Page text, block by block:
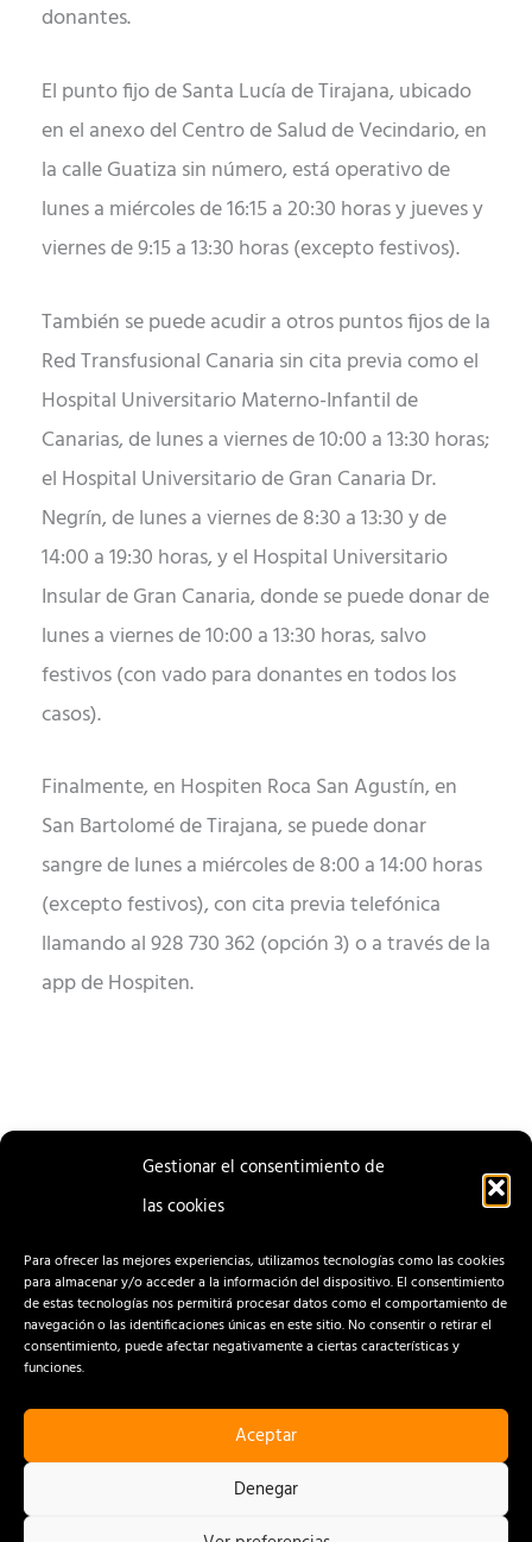
Gestionar el consentimiento de
las cookies
Para ofrecer las mejores experiencias, utilizamos tecnologías como las cookies
para almacenar y/o acceder a la información del dispositivo. El consentimiento
de estas tecnologías nos permitirá procesar datos como el comportamiento de
navegación o las identificaciones únicas en este sitio. No consentir o retirar el
consentimiento, puede afectar negativamente a ciertas características y
funciones.
Aceptar
Denegar
donantes.
El punto fijo de Santa Lucía de Tirajana, ubicado
en el anexo del Centro de Salud de Vecindario, en
la calle Guatiza sin número, está operativo de
lunes a miércoles de 16:15 a 20:30 horas y jueves y
viernes de 9:15 a 13:30 horas (excepto festivos).
También se puede acudir a otros puntos fijos de la
Red Transfusional Canaria sin cita previa como el
Hospital Universitario Materno-Infantil de
Canarias, de lunes a viernes de 10:00 a 13:30 horas;
el Hospital Universitario de Gran Canaria Dr.
Negrín, de lunes a viernes de 8:30 a 13:30 y de
14:00 a 19:30 horas, y el Hospital Universitario
Insular de Gran Canaria, donde se puede donar de
lunes a viernes de 10:00 a 13:30 horas, salvo
festivos (con vado para donantes en todos los
casos).
Finalmente, en Hospiten Roca San Agustín, en
San Bartolomé de Tirajana, se puede donar
sangre de lunes a miércoles de 8:00 a 14:00 horas
(excepto festivos), con cita previa telefónica
llamando al 928 730 362 (opción 3) o a través de la
app de Hospiten.
ENTRADA
CONTACTO
AVISO LEGAL